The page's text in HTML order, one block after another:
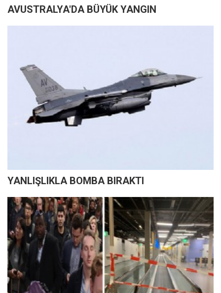
AVUSTRALYA'DA BÜYÜK YANGIN
YANLIŞLIKLA BOMBA BIRAKTI